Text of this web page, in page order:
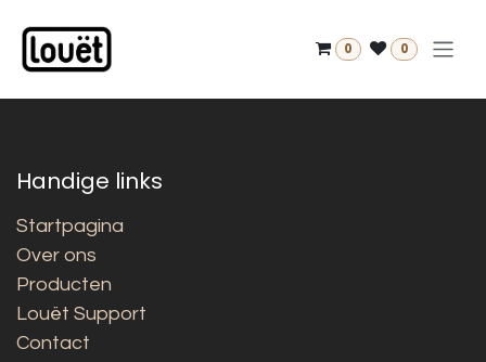
0 0
Handige links
Startpagina
Over ons
Producten
Louët Support
Contact